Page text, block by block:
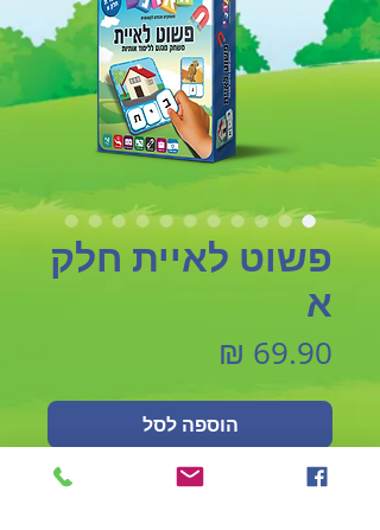
פשוט לאיית חלק
א
הוספה לסל
לגילאי +4